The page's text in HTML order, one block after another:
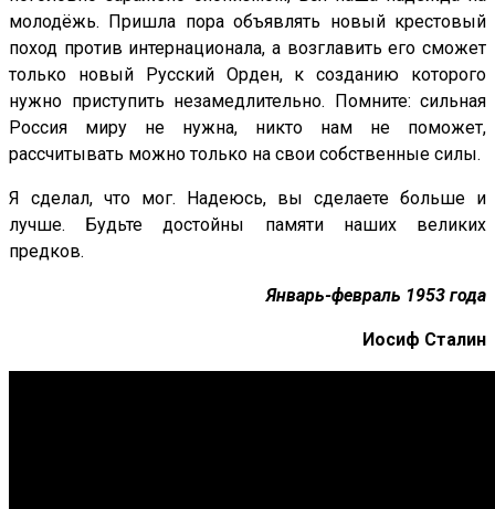
молодёжь. Пришла пора объявлять новый крестовый
поход против интернационала, а возглавить его сможет
только новый Русский Орден, к созданию которого
нужно приступить незамедлительно. Помните: сильная
Россия миру не нужна, никто нам не поможет,
рассчитывать можно только на свои собственные силы.
Я сделал, что мог. Надеюсь, вы сделаете больше и
лучше. Будьте достойны памяти наших великих
предков.
Январь-февраль 1953 года
Иосиф Сталин